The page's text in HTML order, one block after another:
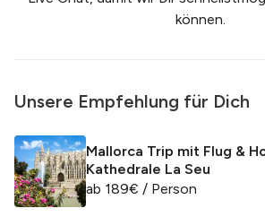
können.
Unsere Empfehlung für Dich
Mallorca Trip mit Flug &
Kathedrale La Seu
ab 189€ / Person